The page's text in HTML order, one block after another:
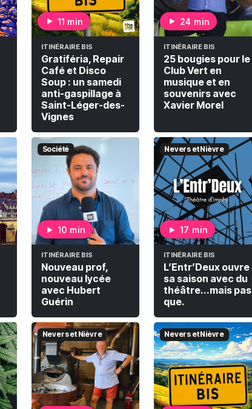
11 min
ITINÉRAIRE BIS
Gratiféria, Repair
Café et Disco
Soup : un samedi
anti-gaspillage à
Saint-Léger-des-
Vignes
24 min
ITINÉRAIRE BIS
25 bougies pour le
Club Vert en
musique et en
souvenirs avec
Xavier Morel
Société
10 min
ITINÉRAIRE BIS
Nouveau prof,
nouveau lycée
avec Hubert
Guérin
Nevers et Nièvre
17 min
ITINÉRAIRE BIS
L’Entr’Deux ouvre
sa saison avec du
théâtre...mais pas
que.
Nevers et Nièvre Nevers et Nièvre